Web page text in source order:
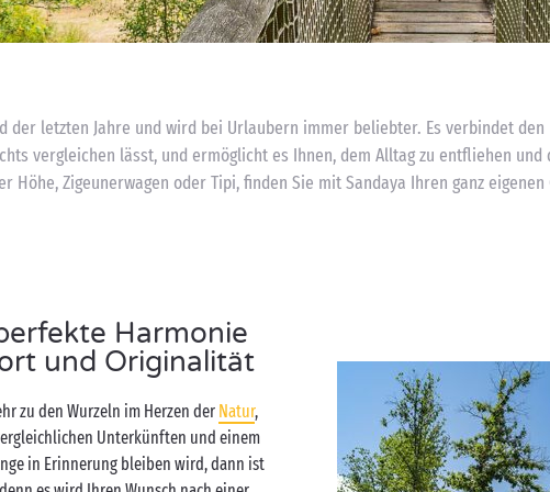
der letzten Jahre und wird bei Urlaubern immer beliebter. Es verbindet
vergleichen lässt, und ermöglicht es Ihnen, dem Alltag zu entfliehen
Höhe, Zigeunerwagen oder Tipi, finden Sie mit Sandaya Ihren ganz
Harmonie
und Originalität
zu den Wurzeln im Herzen der Natur,
Unterkünften und einem
in Erinnerung bleiben wird, dann ist